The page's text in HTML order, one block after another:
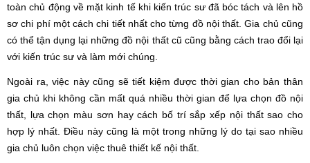
toàn chủ động về mặt kinh tế khi kiến trúc sư đã bóc tách và lên hồ
sơ chi phí một cách chi tiết nhất cho từng đồ nội thất. Gia chủ cũng
có thể tận dụng lại những đồ nội thất cũ cũng bằng cách trao đổi lại
với kiến trúc sư và làm mới chúng.
Ngoài ra, việc này cũng sẽ tiết kiệm được thời gian cho bản thân
gia chủ khi không cần mất quá nhiều thời gian để lựa chọn đồ nội
thất, lựa chọn màu sơn hay cách bố trí sắp xếp nội thất sao cho
hợp lý nhất. Điều này cũng là một trong những lý do tại sao nhiều
gia chủ luôn chọn việc thuê thiết kế nội thất.